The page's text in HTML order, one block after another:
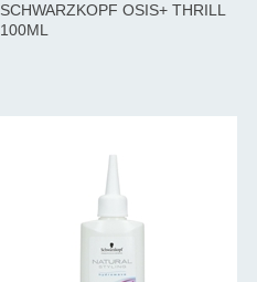
SCHWARZKOPF OSIS+ THRILL
100ML